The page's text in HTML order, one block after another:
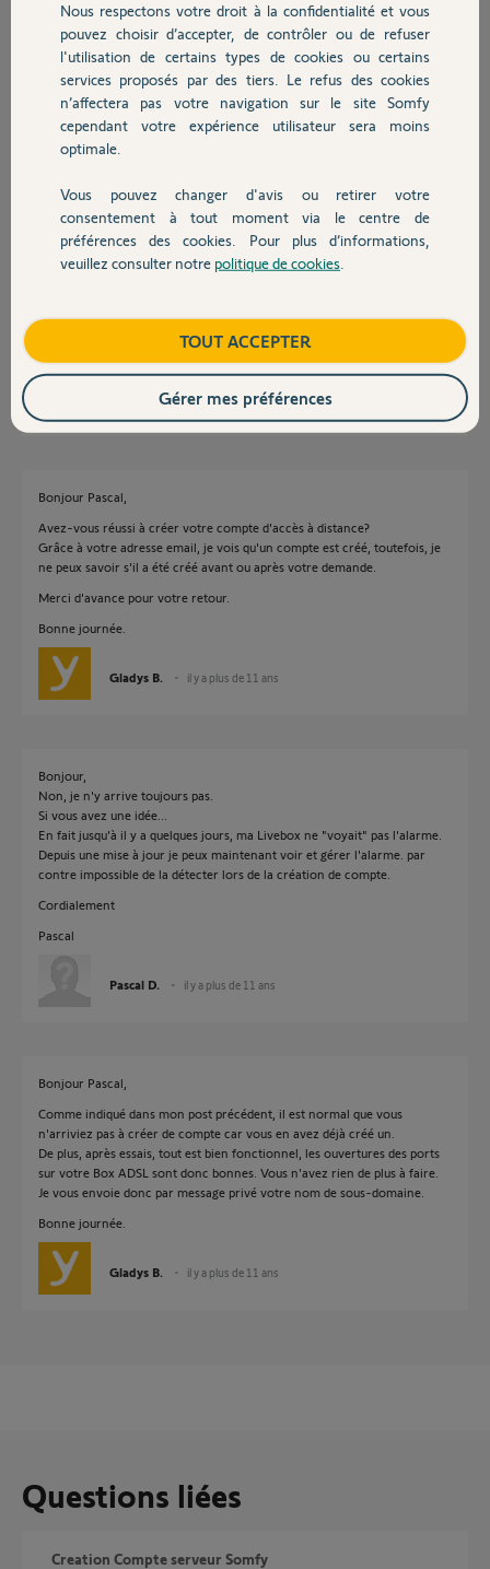
Chauffage
Autres produits
Devis avec un pro
Contact
Réponses
Bonjour,
Quelle alarme ?
Robert P. il y a plus de 11 ans
Une Protexiom 600 GSM.
Pascal D. il y a plus de 11 ans
Bonjour Pascal,
Avez-vous réussi à créer votre compte d'accès à distance?
Grâce à votre adresse email, je vois qu'un compte est créé, toutefois, je
ne peux savoir s'il a été créé avant ou après votre demande.
Merci d'avance pour votre retour.
Bonne journée.
Gladys B. il y a plus de 11 ans
Bonjour,
Non, je n'y arrive toujours pas.
Si vous avez une idée...
En fait jusqu'à il y a quelques jours, ma Livebox ne "voyait" pas l'alarme.
Depuis une mise à jour je peux maintenant voir et gérer l'alarme. par
contre impossible de la détecter lors de la création de compte.
Cordialement
Pascal
Pascal D. il y a plus de 11 ans
Bonjour Pascal,
Comme indiqué dans mon post précédent, il est normal que vous
n'arriviez pas à créer de compte car vous en avez déjà créé un.
De plus, après essais, tout est bien fonctionnel, les ouvertures des ports
sur votre Box ADSL sont donc bonnes. Vous n'avez rien de plus à faire.
Je vous envoie donc par message privé votre nom de sous-domaine.
Bonne journée.
Gladys B. il y a plus de 11 ans
Questions liées
creation Compte serveur Somfy
Nous respectons votre droit à la confidentialité et vous
pouvez choisir d’accepter, de contrôler ou de refuser
l'utilisation de certains types de cookies ou certains
services proposés par des tiers. Le refus des cookies
n’affectera pas votre navigation sur le site Somfy
cependant votre expérience utilisateur sera moins
optimale.
Vous pouvez changer d'avis ou retirer votre
consentement à tout moment via le centre de
préférences des cookies. Pour plus d’informations,
veuillez consulter notre politique de cookies
TOUT ACCEPTER
Gérer mes préférences